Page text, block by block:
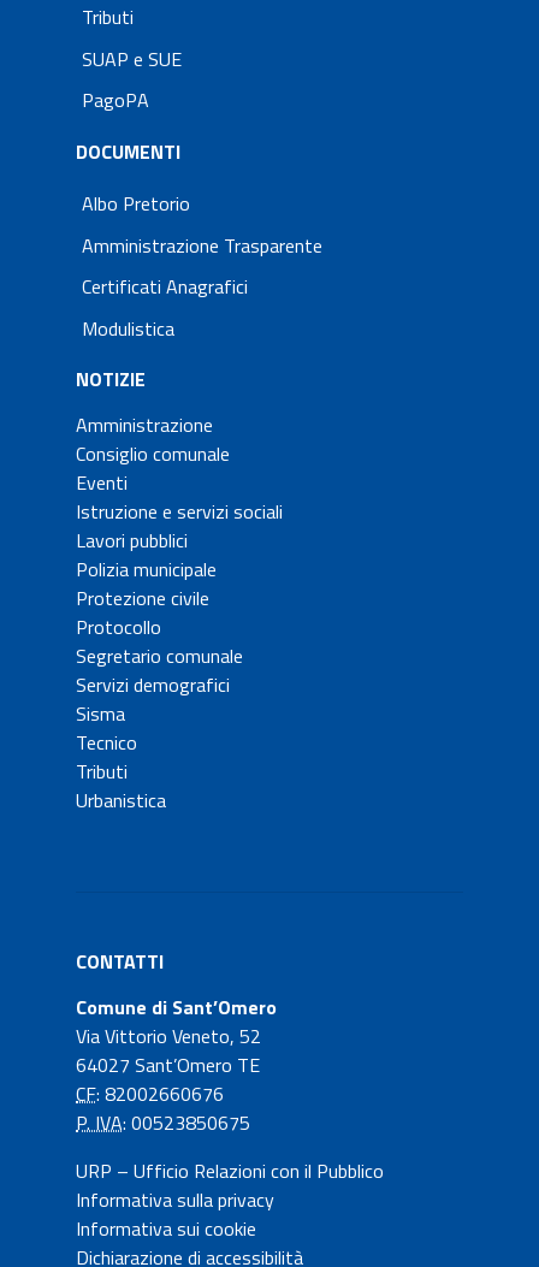
Tributi
SUAP e SUE
PagoPA
DOCUMENTI
Albo Pretorio
Amministrazione Trasparente
Certificati Anagrafici
Modulistica
NOTIZIE
Amministrazione
Consiglio comunale
Eventi
Istruzione e servizi sociali
Lavori pubblici
Polizia municipale
Protezione civile
Protocollo
Segretario comunale
Servizi demografici
Sisma
Tecnico
Tributi
Urbanistica
CONTATTI
Comune di Sant’Omero
Via Vittorio Veneto, 52
64027 Sant’Omero TE
CF: 82002660676
P. IVA: 00523850675
URP – Ufficio Relazioni con il Pubblico
Informativa sulla privacy
Informativa sui cookie
Dichiarazione di accessibilità